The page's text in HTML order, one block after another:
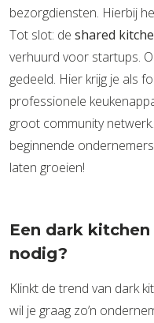
bezorgdiensten. Hierbij
Tot slot: de shared
verhuurd voor startups.
gedeeld. Hier krijg je als
professionele
groot community
beginnende
laten groeien!
Een dark
nodig?
Klinkt de trend van dark
wil je graag zo’n